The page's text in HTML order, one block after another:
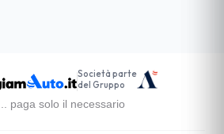
Società parte
del Gruppo
paga solo il necessario